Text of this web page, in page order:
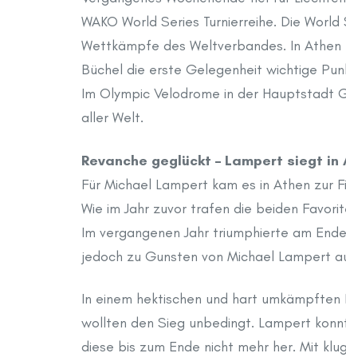
WAKO World Series Turnierreihe. Die
Wettkämpfe des Weltverbandes. In
Büchel die erste Gelegenheit wichtige
Im Olympic Velodrome in der Hauptstadt
aller Welt.
Revanche geglückt – Lampert siegt in
Für Michael Lampert kam es in Athen zur
Wie im Jahr zuvor trafen die beiden
Im vergangenen Jahr triumphierte am
jedoch zu Gunsten von Michael Lampert
In einem hektischen und hart
wollten den Sieg unbedingt. Lampert
diese bis zum Ende nicht mehr her. Mit